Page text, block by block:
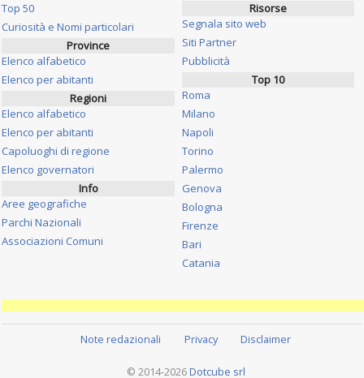
Top 50
Curiosità e Nomi particolari
Province
Elenco alfabetico
Elenco per abitanti
Regioni
Elenco alfabetico
Elenco per abitanti
Capoluoghi di regione
Elenco governatori
Info
Aree geografiche
Parchi Nazionali
Associazioni Comuni
Risorse
Segnala sito web
Siti Partner
Pubblicità
Top 10
Roma
Milano
Napoli
Torino
Palermo
Genova
Bologna
Firenze
Bari
Catania
Note redazionali Privacy Disclaimer
© 2014-2026 Dotcube srl